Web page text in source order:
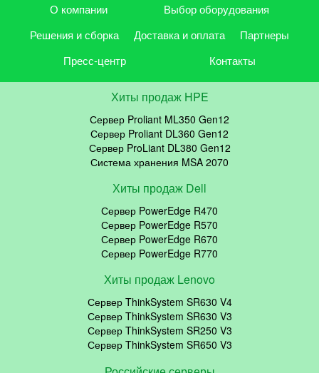
О компании
Выбор оборудования
Решения и сборка
Доставка и оплата
Партнеры
Пресс-центр
Контакты
Хиты продаж HPE
Сервер Proliant ML350 Gen12
Сервер Proliant DL360 Gen12
Сервер ProLiant DL380 Gen12
Система хранения MSA 2070
Хиты продаж Dell
Сервер PowerEdge R470
Сервер PowerEdge R570
Сервер PowerEdge R670
Сервер PowerEdge R770
Хиты продаж Lenovo
Сервер ThinkSystem SR630 V4
Сервер ThinkSystem SR630 V3
Сервер ThinkSystem SR250 V3
Сервер ThinkSystem SR650 V3